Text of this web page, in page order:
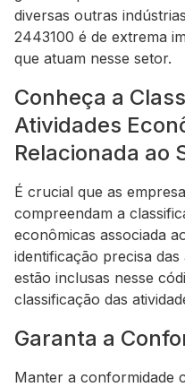
diversas outras
2443100 é de extrema
que atuam nesse setor.
Conheça a
Atividades
Relacionada ao
É crucial que as
compreendam a
econômicas associada
identificação precisa
estão inclusas nesse
classificação das
Garanta a
Manter a conformidade